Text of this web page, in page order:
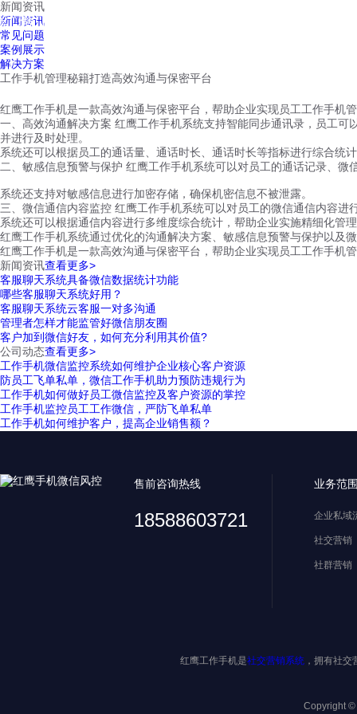
红鹰工作手机
新闻资讯
新闻资讯
常见问题
案例展示
解决方案
工作手机管理秘籍打造高效沟通与保密平台
红鹰工作手机是一款高效沟通与保密平台，帮助企业实现员工工作手机
一、高效沟通解决方案 红鹰工作手机系统支持智能同步通讯录，员工
并进行及时处理。
系统还可以根据员工的通话量、通话时长、通话时长等指标进行综合统
二、敏感信息预警与保护 红鹰工作手机系统可以对员工的通话记录、
系统还支持对敏感信息进行加密存储，确保机密信息不被泄露。
三、微信通信内容监控 红鹰工作手机系统可以对员工的微信通信内容
系统还可以根据通信内容进行多维度综合统计，帮助企业实施精细化管
红鹰工作手机系统通过优化的沟通解决方案、敏感信息预警与保护以及
红鹰工作手机是一款高效沟通与保密平台，帮助企业实现员工工作手机
新闻资讯查看更多>
客服聊天系统具备微信数据统计功能
哪些客服聊天系统好用？
客服聊天系统云客服一对多沟通
管理者怎样才能监管好微信朋友圈
客户加到微信好友，如何充分利用其价值?
公司动态查看更多>
工作手机微信监控系统如何维护企业核心客户资源
防员工飞单私单，微信工作手机助力预防违规行为
工作手机如何做好员工微信监控及客户资源的掌控
工作手机监控员工工作微信，严防飞单私单
工作手机如何维护客户，提高企业销售额？
售前咨询热线
18588603721
业务范
企业私域
社交营销
社群营销
红鹰工作手机是社交营销系统 ，拥有社
Copyright ©